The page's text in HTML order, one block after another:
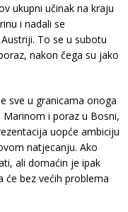
ukupni učinak na kraju
i nadali se
To se u subotu
nakon čega su jako
sve u granicama onoga
i poraz u Bosni,
uopće ambiciju
natjecanju. Ako
ali domaćin je ipak
bez većih problema